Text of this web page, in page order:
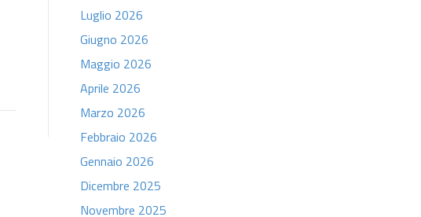
Luglio 2026
Giugno 2026
Maggio 2026
Aprile 2026
Marzo 2026
Febbraio 2026
Gennaio 2026
Dicembre 2025
Novembre 2025